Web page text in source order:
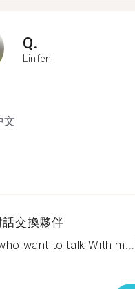
Q.
Linfen
文
交換夥伴
want to talk With m...